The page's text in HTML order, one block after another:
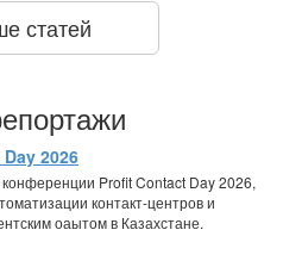
статей
2026
Profit Contact Day 2026,
контакт-центров и
оаытом в Казахстане.